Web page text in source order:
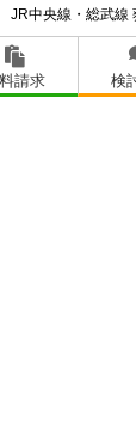
JR中央線・総武線
請求 検